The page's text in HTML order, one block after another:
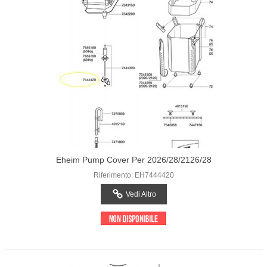
Eheim Pump Cover Per 2026/28/2126/28
Riferimento: EH7444420
Vedi Altro